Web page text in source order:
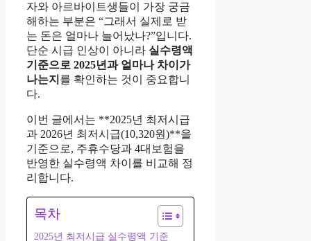
자와 아르바이트생들이 가장 궁금
해하는 부분은 “그래서 실제로 받
는 돈은 얼마나 늘어났나?”입니다.
단순 시급 인상이 아니라 실수령액
기준으로 2025년과 얼마나 차이가
나는지 를 확인하는 것이 중요합니
다.
이번 글에서는 **2025년 최저시급
과 2026년 최저시급(10,320원)**을
기준으로, 주휴수당과 4대보험을
반영한 실수령액 차이를 비교해 정
리합니다.
목차
2025년 최저시급 실수령액 기준